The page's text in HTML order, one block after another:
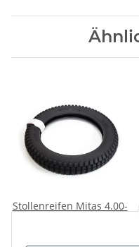
Stollenreifen Mitas 4.00-